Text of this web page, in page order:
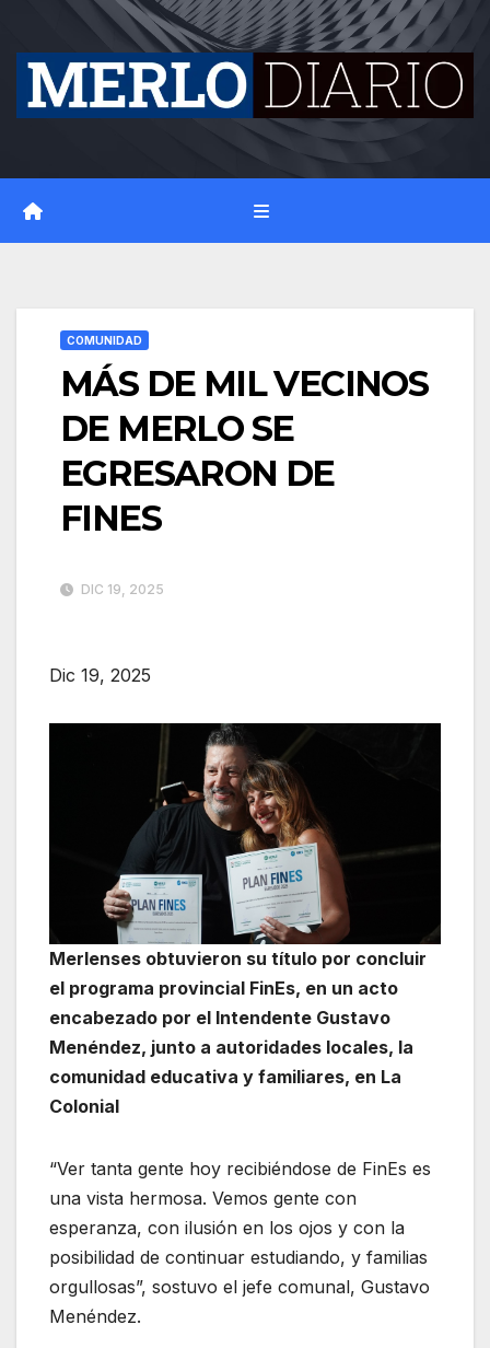
content
COMUNIDAD
MÁS DE MIL VECINOS
DE MERLO SE
EGRESARON DE
FINES
DIC 19, 2025
Dic 19, 2025
Merlenses obtuvieron su título por concluir
el programa provincial FinEs, en un acto
encabezado por el Intendente Gustavo
Menéndez, junto a autoridades locales, la
comunidad educativa y familiares, en La
Colonial
“Ver tanta gente hoy recibiéndose de FinEs es
una vista hermosa. Vemos gente con
esperanza, con ilusión en los ojos y con la
posibilidad de continuar estudiando, y familias
orgullosas”, sostuvo el jefe comunal, Gustavo
Menéndez.